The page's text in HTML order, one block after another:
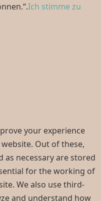
Ich stimme zu
your experience
Out of these,
as necessary are stored
for the working of
We also use third-
and understand how